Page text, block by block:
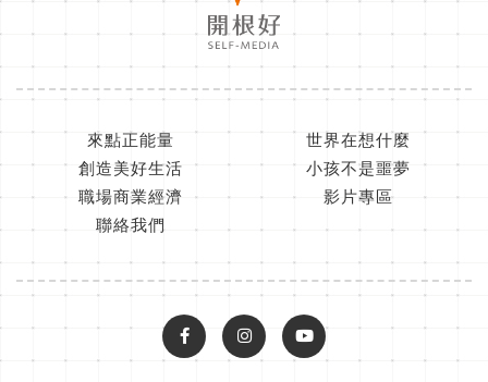
來點正能量
世界在想什麼
創造美好生活
小孩不是噩夢
職場商業經濟
影片專區
聯絡我們